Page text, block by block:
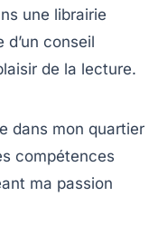
une librairie
d’un conseil
de la lecture.
dans mon quartier
compétences
ma passion